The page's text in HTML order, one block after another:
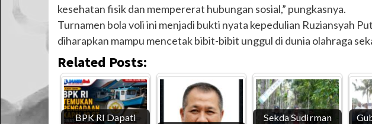
kesehatan fisik dan mempererat hubungan sosial,” pungkasnya.
Turnamen bola voli ini menjadi bukti nyata kepedulian Ruziansyah
diharapkan mampu mencetak bibit-bibit unggul di dunia olahraga
Related Posts:
BPK RI Dapati
Sekda Sudirman